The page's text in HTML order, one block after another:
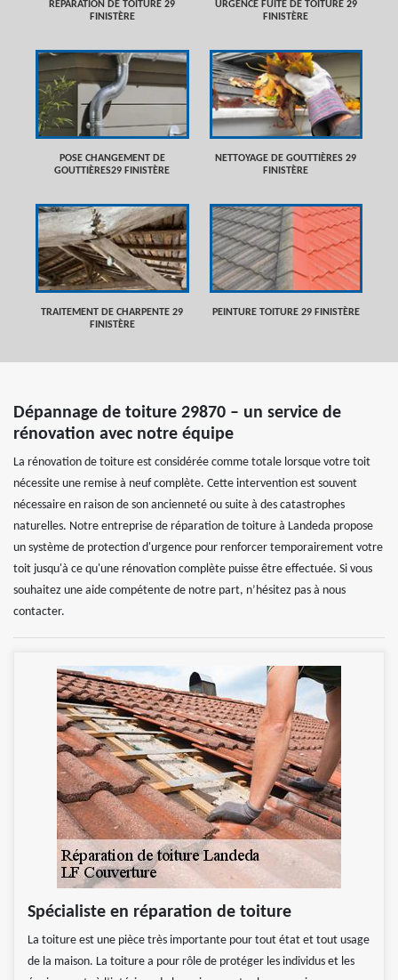
RÉPARATION DE TOITURE 29
FINISTÈRE
URGENCE FUITE DE TOITURE 29
FINISTÈRE
POSE CHANGEMENT DE
GOUTTIÈRES29 FINISTÈRE
NETTOYAGE DE GOUTTIÈRES 29
FINISTÈRE
TRAITEMENT DE CHARPENTE 29
FINISTÈRE
PEINTURE TOITURE 29 FINISTÈRE
Dépannage de toiture 29870 – un service de
rénovation avec notre équipe
La rénovation de toiture est considérée comme totale lorsque votre toit
nécessite une remise à neuf complète. Cette intervention est souvent
nécessaire en raison de son ancienneté ou suite à des catastrophes
naturelles. Notre entreprise de réparation de toiture à Landeda propose
un système de protection d'urgence pour renforcer temporairement votre
toit jusqu'à ce qu'une rénovation complète puisse être effectuée. Si vous
souhaitez une aide compétente de notre part, n’hésitez pas à nous
contacter.
Spécialiste en réparation de toiture
La toiture est une pièce très importante pour tout état et tout usage
de la maison. La toiture a pour rôle de protéger les individus et les